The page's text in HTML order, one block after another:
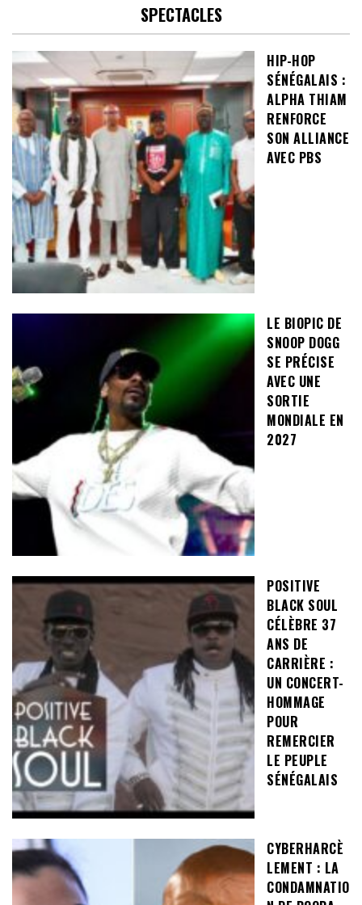
SPECTACLES
HIP-HOP
SÉNÉGALAIS :
ALPHA THIAM
RENFORCE
SON ALLIANCE
AVEC PBS
LE BIOPIC DE
SNOOP DOGG
SE PRÉCISE
AVEC UNE
SORTIE
MONDIALE EN
2027
POSITIVE
BLACK SOUL
CÉLÈBRE 37
ANS DE
CARRIÈRE :
UN CONCERT-
HOMMAGE
POUR
REMERCIER
LE PEUPLE
SÉNÉGALAIS
CYBERHARCÈ
LEMENT : LA
CONDAMNATIO